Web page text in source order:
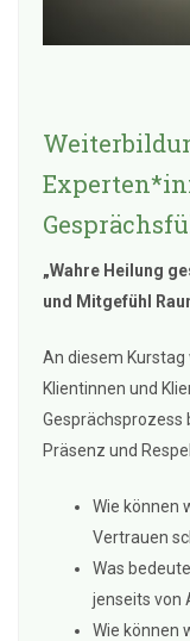
„Wahre Heilung
und Mitgefühl
An diesem Kurstag
Klientinnen und
Präsenz und
Wie können
Vertrauen
Was
jenseits von
Wie können